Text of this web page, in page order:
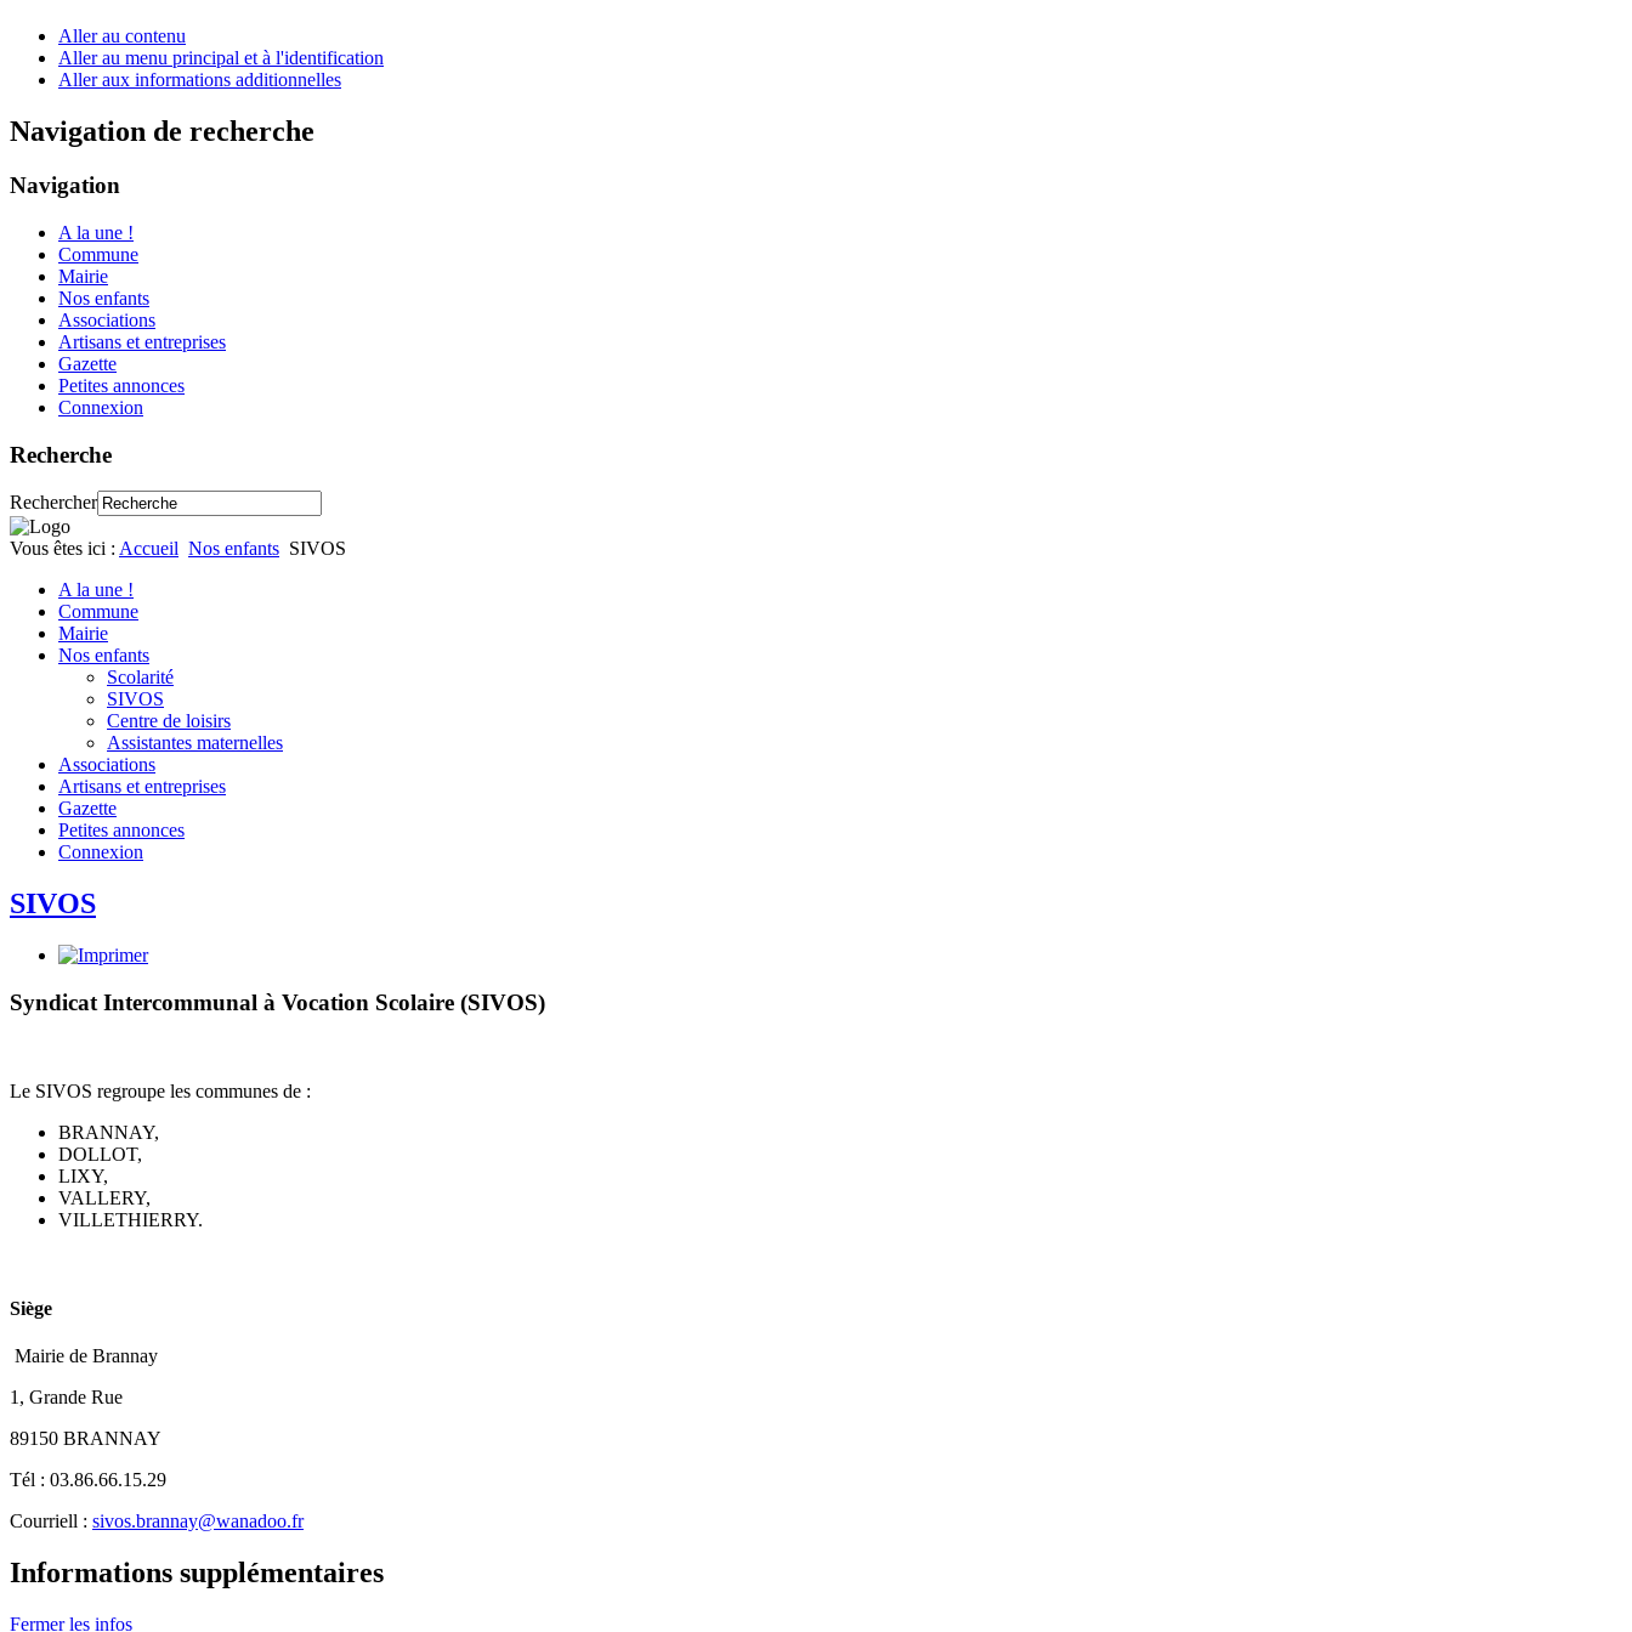
Aller au contenu
Aller au menu principal et à l'identification
Aller aux informations additionnelles
Navigation de recherche
Navigation
A la une !
Commune
Mairie
Nos enfants
Associations
Artisans et entreprises
Gazette
Petites annonces
Connexion
Recherche
Rechercher
Vous êtes ici : Accueil Nos enfants SIVOS
A la une !
Commune
Mairie
Nos enfants
Scolarité
SIVOS
Centre de loisirs
Assistantes maternelles
Associations
Artisans et entreprises
Gazette
Petites annonces
Connexion
SIVOS
Syndicat Intercommunal à Vocation Scolaire (SIVOS)
Le SIVOS regroupe les communes de :
BRANNAY,
DOLLOT,
LIXY,
VALLERY,
VILLETHIERRY.
Siège
Mairie de Brannay
1, Grande Rue
89150 BRANNAY
Tél : 03.86.66.15.29
Courriell : sivos.brannay@wanadoo.fr
Informations supplémentaires
Fermer les infos